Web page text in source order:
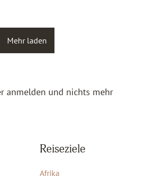
Mehr laden
anmelden und nichts mehr
Reiseziele
Afrika